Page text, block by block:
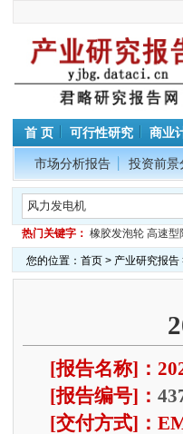
首 页 可行性研究 商业
市场分析报告 投资前景
热门关键字： 橡胶发泡轮 高速型
您的位置： 首页> 产业研究报告
[报告名称]：
[报告编号]：
[交付方式]：